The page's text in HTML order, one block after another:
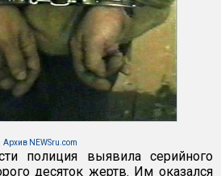
Архив NEWSru.com
полиция выявила серийного
десяток жертв. Им оказался